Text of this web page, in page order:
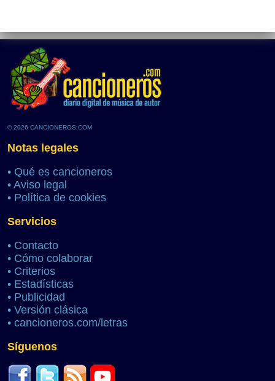
© 2026 CANCIONEROS.COM
Notas legales
• Qué es cancioneros
• Aviso legal
• Política de cookies
Servicios
• Contacto
• Cómo colaborar
• Criterios
• Estadísticas
• Publicidad
• Versión clásica
• cancioneros.com/letras
Síguenos